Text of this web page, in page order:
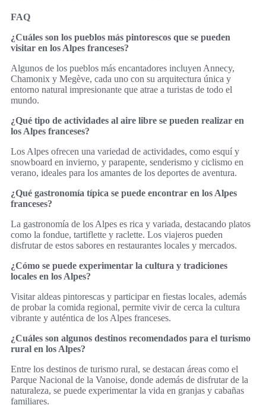
FAQ
¿Cuáles son los pueblos más pintorescos que se pueden
visitar en los Alpes franceses?
Algunos de los pueblos más encantadores incluyen Annecy,
Chamonix y Megève, cada uno con su arquitectura única y
entorno natural impresionante que atrae a turistas de todo el
mundo.
¿Qué tipo de actividades al aire libre se pueden realizar en
los Alpes franceses?
Los Alpes ofrecen una variedad de actividades, como esquí y
snowboard en invierno, y parapente, senderismo y ciclismo en
verano, ideales para los amantes de los deportes de aventura.
¿Qué gastronomía típica se puede encontrar en los Alpes
franceses?
La gastronomía de los Alpes es rica y variada, destacando platos
como la fondue, tartiflette y raclette. Los viajeros pueden
disfrutar de estos sabores en restaurantes locales y mercados.
¿Cómo se puede experimentar la cultura y tradiciones
locales en los Alpes?
Visitar aldeas pintorescas y participar en fiestas locales, además
de probar la comida regional, permite vivir de cerca la cultura
vibrante y auténtica de los Alpes franceses.
¿Cuáles son algunos destinos recomendados para el turismo
rural en los Alpes?
Entre los destinos de turismo rural, se destacan áreas como el
Parque Nacional de la Vanoise, donde además de disfrutar de la
naturaleza, se puede experimentar la vida en granjas y cabañas
familiares.